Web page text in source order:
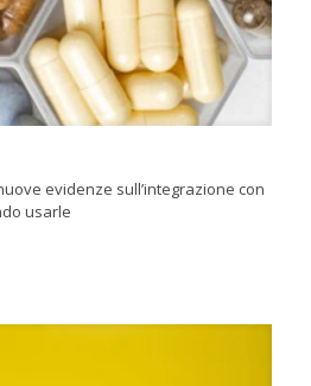
evidenze sull’integrazione con
usarle